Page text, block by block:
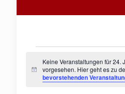
Veranstaltungen
für
Hinweis
Keine Veranstaltungen für 24.
vorgesehen. Hier geht es zu
bevorstehenden